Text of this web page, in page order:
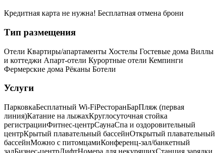
Кредитная карта не нужна! Бесплатная отмена брони
Тип размещения
Отели Квартиры/апартаменты Хостелы Гостевые дома Виллы
и коттеджи Апарт-отели Курортные отели Кемпинги
Фермерские дома Рёканы Ботели
Услуги
ПарковкаБесплатный Wi-FiРесторанБарПляж (первая
линия)Катание на лыжахКруглосуточная стойка
регистрацииФитнес-центрСаунаСпа и оздоровительный
центрКрытый плавательный бассейнОткрытый плавательный
бассейнМожно с питомцамиКонференц-зал/банкетный
залБизнес-центрЛифтНомера для некурящихCтанция зарядки